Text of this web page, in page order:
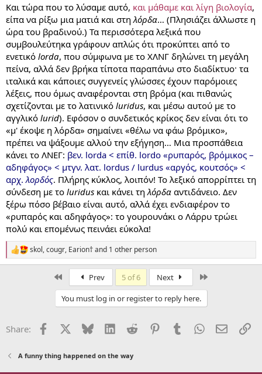
Και τώρα που το λύσαμε αυτό, και μάθαμε και λίγη βιολογία,
είπα να ρίξω μια ματιά και στη λόρδα… (Πλησιάζει άλλωστε η
ώρα του βραδινού.) Τα περισσότερα λεξικά που
συμβουλεύτηκα γράφουν απλώς ότι προκύπτει από το
ενετικό lorda, που σύμφωνα με το ΧΛΝΓ δηλώνει τη μεγάλη
πείνα, αλλά δεν βρήκα τίποτα παραπάνω στο διαδίκτυο· τα
ιταλικά και κάποιες συγγενείς γλώσσες έχουν παρόμοιες
λέξεις, που όμως αναφέρονται στη βρόμα (και πιθανώς
σχετίζονται με το λατινικό luridus, και μέσω αυτού με το
αγγλικό lurid). Εφόσον ο συνδετικός κρίκος δεν είναι ότι το
«μ' έκοψε η λόρδα» σημαίνει «θέλω να φάω βρόμικο»,
πρέπει να ψάξουμε αλλού την εξήγηση… Μια προσπάθεια
κάνει το ΛΝΕΓ: βεν. lorda < επίθ. lordo «ρυπαρός, βρόμικος –
αδηφάγος» < μτγν. λατ. lordus / lurdus «αργός, κουτσός» <
αρχ. λορδός. Πλήρης κύκλος, λοιπόν! Το λεξικό απορρίπτει τη
σύνδεση με το luridus και κάνει τη λόρδα αντιδάνειο. Δεν
ξέρω πόσο βέβαιο είναι αυτό, αλλά έχει ενδιαφέρον το
«ρυπαρός και αδηφάγος»: το γουρουνάκι ο Λάρρυ τρώει
πολύ και επομένως πεινάει εύκολα!
R
e
s
skol,cougr, Earion†and 1 other person
Prev 5 of 6 Next
You must log in or register to reply here.
Share: Facebook Bluesky LinkedInReddit PinterestTumblrWhatsApp
Email
A funny thing happened on the way